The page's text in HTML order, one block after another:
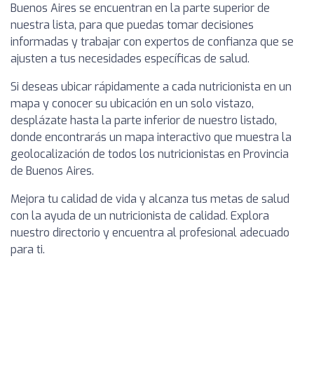
Buenos Aires se encuentran en la parte superior de
nuestra lista, para que puedas tomar decisiones
informadas y trabajar con expertos de confianza que se
ajusten a tus necesidades específicas de salud.
Si deseas ubicar rápidamente a cada nutricionista en un
mapa y conocer su ubicación en un solo vistazo,
desplázate hasta la parte inferior de nuestro listado,
donde encontrarás un mapa interactivo que muestra la
geolocalización de todos los nutricionistas en Provincia
de Buenos Aires.
Mejora tu calidad de vida y alcanza tus metas de salud
con la ayuda de un nutricionista de calidad. Explora
nuestro directorio y encuentra al profesional adecuado
para ti.